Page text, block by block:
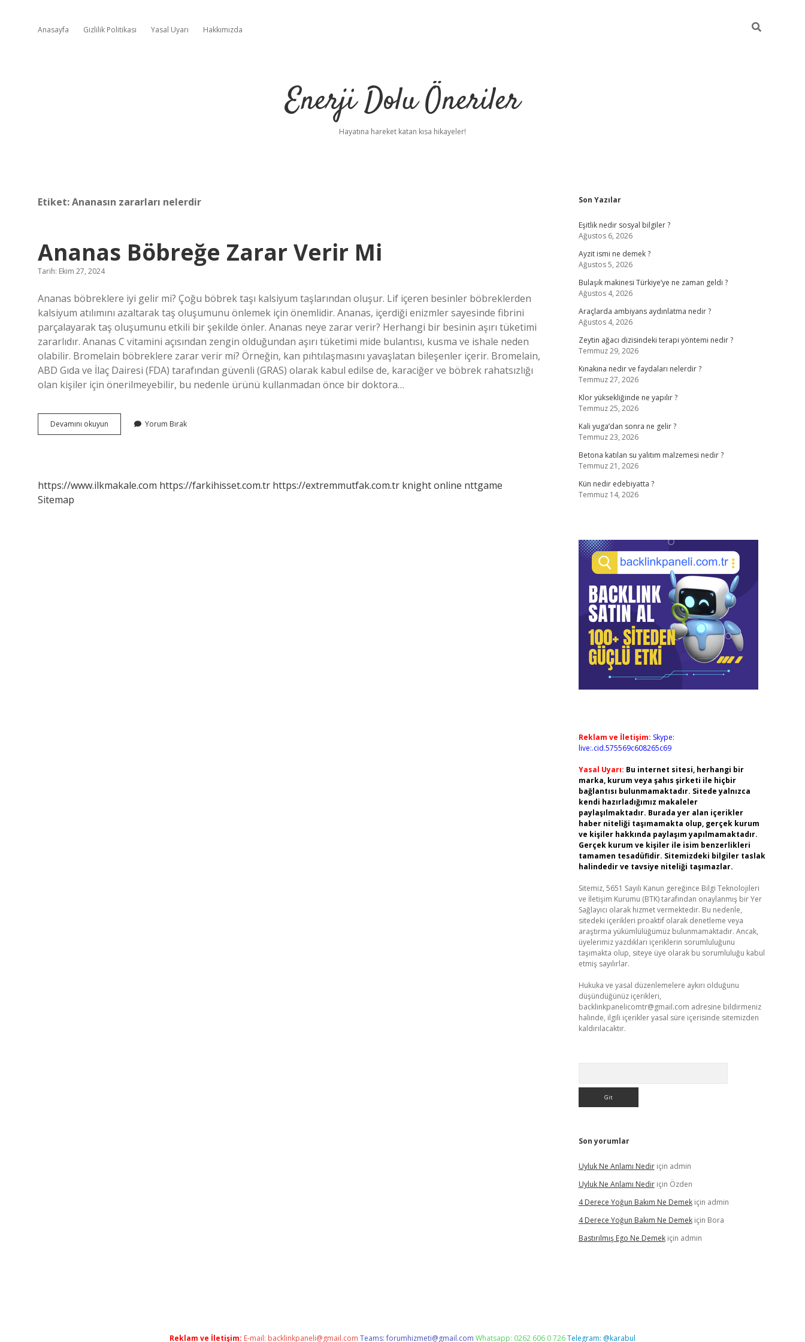
Anasayfa Gizlilik Politikası Yasal Uyarı Hakkımızda
Enerji Dolu Öneriler
Hayatına hareket katan kısa hikayeler!
Etiket:Ananasın zararları nelerdir
Ananas Böbreğe Zarar Verir Mi
Tarih: Ekim 27, 2024
Ananas böbreklere iyi gelir mi? Çoğu böbrek taşı kalsiyum taşlarından oluşur. Lif içeren besinler böbreklerden
kalsiyum atılımını azaltarak taş oluşumunu önlemek için önemlidir. Ananas, içerdiği enizmler sayesinde fibrini
parçalayarak taş oluşumunu etkili bir şekilde önler. Ananas neye zarar verir? Herhangi bir besinin aşırı tüketimi
zararlıdır. Ananas C vitamini açısından zengin olduğundan aşırı tüketimi mide bulantısı, kusma ve ishale neden
olabilir. Bromelain böbreklere zarar verir mi? Örneğin, kan pıhtılaşmasını yavaşlatan bileşenler içerir. Bromelain,
ABD Gıda ve İlaç Dairesi (FDA) tarafından güvenli (GRAS) olarak kabul edilse de, karaciğer ve böbrek rahatsızlığı
olan kişiler için önerilmeyebilir, bu nedenle ürünü kullanmadan önce bir doktora…
Devamını okuyun
Böbreğe
Yorum Bırak
https://www.ilkmakale.com https://farkihisset.com.tr https://extremmutfak.com.tr knight online nttgame
Sitemap
Sidebar
Son Yazılar
Eşitlik nedir sosyal bilgiler ?
Ağustos 6, 2026
Ayzit ismi ne demek ?
Ağustos 5, 2026
Bulaşık makinesi Türkiye’ye ne zaman geldi ?
Ağustos 4, 2026
Araçlarda ambiyans aydınlatma nedir ?
Ağustos 4, 2026
Zeytin ağacı dizisindeki terapi yöntemi nedir ?
Temmuz 29, 2026
Kınakına nedir ve faydaları nelerdir ?
Temmuz 27, 2026
Klor yüksekliğinde ne yapılır ?
Temmuz 25, 2026
Kali yuga’dan sonra ne gelir ?
Temmuz 23, 2026
Betona katılan su yalıtım malzemesi nedir ?
Temmuz 21, 2026
Kün nedir edebiyatta ?
Temmuz 14, 2026
Reklam ve İletişim: Skype:
live:.cid.575569c608265c69
Yasal Uyarı: Bu internet sitesi, herhangi bir
marka, kurum veya şahıs şirketi ile hiçbir
bağlantısı bulunmamaktadır. Sitede yalnızca
kendi hazırladığımız makaleler
paylaşılmaktadır. Burada yer alan içerikler
haber niteliği taşımamakta olup, gerçek kurum
ve kişiler hakkında paylaşım yapılmamaktadır.
Gerçek kurum ve kişiler ile isim benzerlikleri
tamamen tesadüfidir. Sitemizdeki bilgiler taslak
halindedir ve tavsiye niteliği taşımazlar.
Sitemiz, 5651 Sayılı Kanun gereğince Bilgi Teknolojileri
ve İletişim Kurumu (BTK) tarafından onaylanmış bir Yer
Sağlayıcı olarak hizmet vermektedir. Bu nedenle,
sitedeki içerikleri proaktif olarak denetleme veya
araştırma yükümlülüğümüz bulunmamaktadır. Ancak,
üyelerimiz yazdıkları içeriklerin sorumluluğunu
taşımakta olup, siteye üye olarak bu sorumluluğu kabul
etmiş sayılırlar.
Hukuka ve yasal düzenlemelere aykırı olduğunu
düşündüğünüz içerikleri,
backlinkpanelicomtr@gmail.com adresine bildirmeniz
halinde, ilgili içerikler yasal süre içerisinde sitemizden
kaldırılacaktır.
Son yorumlar
Uyluk Ne Anlamı Nediriçin admin
Uyluk Ne Anlamı Nediriçin Özden
4 Derece Yoğun Bakım Ne Demekiçin admin
4 Derece Yoğun Bakım Ne Demekiçin Bora
Bastırılmış Ego Ne Demekiçin admin
Reklam ve İletişim: E-mail: backlinkpaneli@gmail.com Teams:forumhizmeti@gmail.com Whatsapp: 0262 606 0 726Telegram: @karabul